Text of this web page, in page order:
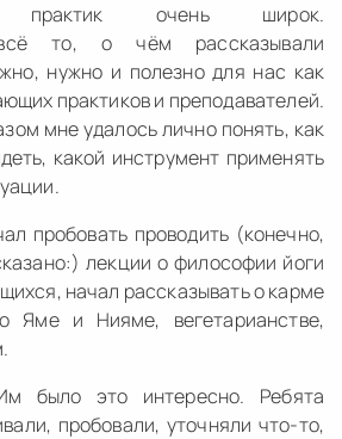
практик очень широк.
всё то, о чём рассказывали
нужно и полезно для нас как
практиков и преподавателей.
мне удалось лично понять, как
какой инструмент применять
пробовать проводить (конечно,
лекции о философии йоги
начал рассказывать о карме
Яме и Нияме, вегетарианстве,
было это интересно. Ребята
пробовали, уточняли что-то,